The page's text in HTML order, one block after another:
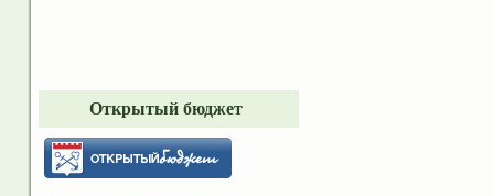
Открытый бюджет